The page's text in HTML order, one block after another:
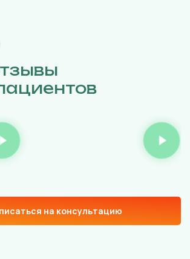
на консультацию